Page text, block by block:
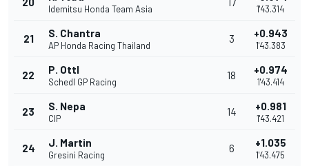
Idemitsu Honda Team Asia 1'43.314
21 S. Chantra
AP Honda Racing Thailand
3 +0.943
1'43.383
22 P. Ottl
Schedl GP Racing
18 +0.974
1'43.414
23 S. Nepa
CIP
14 +0.981
1'43.421
24 J. Martin
Gresini Racing
6 +1.035
1'43.475